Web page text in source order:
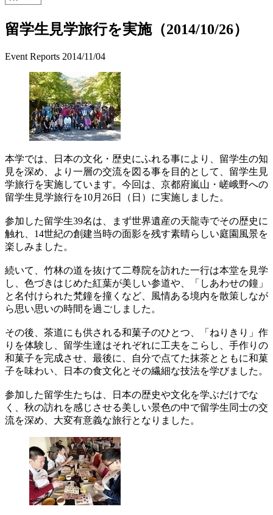
留学生見学旅行を実施（2014/10/26）
Event Reports 2014/11/04
本学では、日本の文化・歴史にふれる事により、留学生の知
見を深め、より一層の交流を図る事を目的として、留学生見
学旅行を実施しています。今回は、京都府嵐山・嵯峨野への
留学生見学旅行を10月26日（日）に実施しました。
参加した留学生39名は、まず世界遺産の天龍寺でその歴史に
触れ、14世紀の創建当時の面影を残す素晴らしい庭園風景を
楽しみました。
続いて、竹林の道を抜けて二尊院を訪れた一行は本堂を見学
し、色づきはじめた紅葉が美しい参道や、「しあわせの鐘」
と名付けられた梵鐘を撞くなど、風情ある境内を散策しなが
ら思い思いの時間を過ごしました。
その後、茶道にも供される和菓子のひとつ、「ねりきり」作
りを体験し、留学生達はそれぞれに工夫をこらし、手作りの
和菓子を完成させ、最後に、自分で点てた抹茶とともに和菓
子を味わい、日本の食文化とその繊細な技法を学びました。
参加した留学生たちは、日本の歴史や文化を学ぶだけでな
く、秋の訪れを感じさせる美しい景色の中で留学生同士の交
流を深め、大変有意義な旅行となりました。